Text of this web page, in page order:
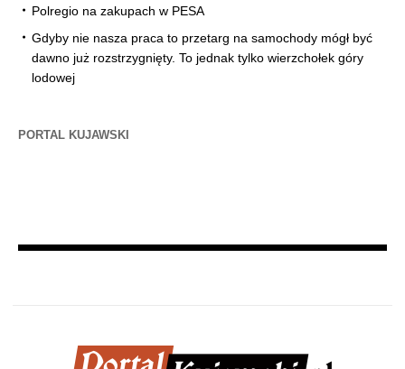
Polregio na zakupach w PESA
Gdyby nie nasza praca to przetarg na samochody mógł być
dawno już rozstrzygnięty. To jednak tylko wierzchołek góry
lodowej
PORTAL KUJAWSKI